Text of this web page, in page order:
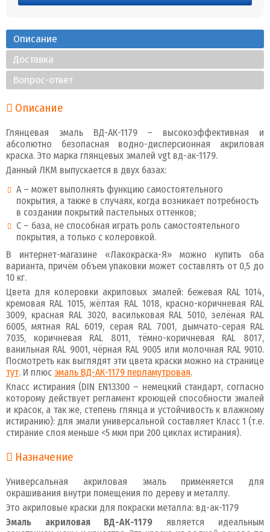
Описание
Доставка
Вопрос-ответ
Описание
Глянцевая эмаль ВД-АК-1179 – высокоэффективная и
абсолютно безопасная водно-дисперсионная акриловая
краска. Это марка глянцевых эмалей vgt вд-ак-1179.
Данный ЛКМ выпускается в двух базах:
А – может выполнять функцию самостоятельного
покрытия, а также в случаях, когда возникает потребность
в создании покрытий пастельных оттенков;
С – база, не способная играть роль самостоятельного
покрытия, а только с колеровкой.
В интернет-магазине «Лакокраска-Я» можно купить оба
варианта, причём объем упаковки может составлять от 0,5 до
10 кг.
Цвета для колеровки акриловых эмалей: бежевая RAL 1014,
кремовая RAL 1015, жёлтая RAL 1018, красно-коричневая RAL
3009, красная RAL 3020, васильковая RAL 5010, зелёная RAL
6005, мятная RAL 6019, серая RAL 7001, дымчато-серая RAL
7035, коричневая RAL 8011, тёмно-коричневая RAL 8017,
ванильная RAL 9001, чёрная RAL 9005 или молочная RAL 9010.
Посмотреть как выглядят эти цвета краски можно на странице
тут. И плюс эмаль ВД-АК-1179 перламутровая.
Класс истирания (DIN EN13300 – немецкий стандарт, согласно
которому действует регламент кроющей способности эмалей
и красок, а так же, степень глянца и устойчивость к влажному
истиранию): для эмали универсальной составляет Класс 1 (т.е.
стирание слоя меньше <5 мкм при 200 циклах истирания).
Назначение
Универсальная акриловая эмаль применяется для
окрашивания внутри помещения по дереву и металлу.
Это акриловые краски для покраски металла: вд-ак-1179
Эмаль акриловая ВД-АК-1179 является идеальным